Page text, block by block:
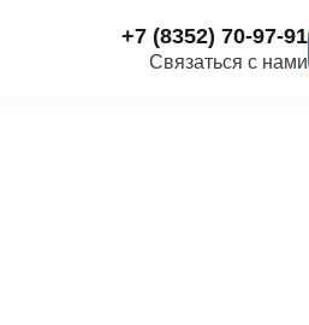
+7 (8352) 70-97-91
Связаться с нами